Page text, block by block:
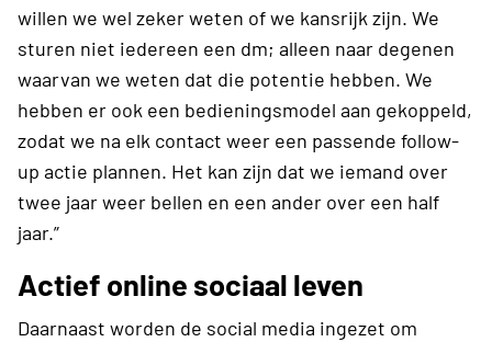
willen we wel zeker weten of we kansrijk zijn. We
sturen niet iedereen een dm; alleen naar degenen
waarvan we weten dat die potentie hebben. We
hebben er ook een bedieningsmodel aan gekoppeld,
zodat we na elk contact weer een passende follow-
up actie plannen. Het kan zijn dat we iemand over
twee jaar weer bellen en een ander over een half
jaar.”
Actief online sociaal leven
Daarnaast worden de social media ingezet om